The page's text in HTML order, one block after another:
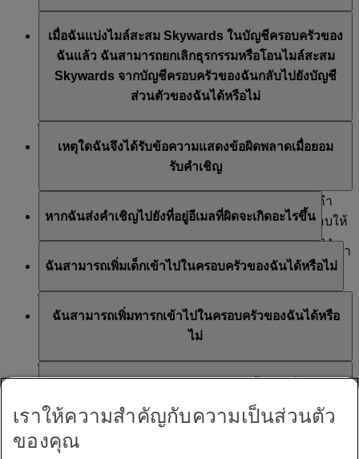
ชื่อพันธมิตรได้ทุกเมื่อ
*อาจมีข้อยกเว้น โปรดดูข้อกำหนดและเงื่อนไขของพันธมิตรแต่ละ
รายสำหรับรายละเอียดเพิ่มเติม
ลบสมาชิกได้ หากสมาชิกอายุมากกว่า 18 ปี เราจะส่ง
อีเมลเพื่อแจ้งให้บุคคลเหล่านั้นทราบถึงการเปลี่ยนแปลงนี้
หากคุณลบเด็กออก เราจะส่งอีเมลเพื่อแจ้งให้พ่อแม่หรือผู้
ปกครองที่ลงทะเบียนไว้รับทราบ เมื่อลบสมาชิกออกแล้ว
สมาชิกรายนั้นจะไม่สามารถแบ่งไมล์สะสม Skywards
ยังคงอยู่ในบัญชีครอบครัวของฉัน และหัวหน้าครอบครัว
และสมาชิกในครอบครัวที่เหลืออยู่สามารถใช้ได้ อย่างไร
ก็ตาม หากคุณเป็นหัวหน้าครอบครัว บัญชีครอบครัวของ
ฉันจะถูกปิด และไมล์สะสมทั้งหมดที่เหลืออยู่ในบัญชีจะถูก
ยกเลิกไป
เมื่อฉันแบ่งไมล์สะสม Skywards ในบัญชีครอบครัวของ
ฉันแล้ว ฉันสามารถยกเลิกธุรกรรมหรือโอนไมล์สะสม
Skywards จากบัญชีครอบครัวของฉันกลับไปยังบัญชี
ส่วนตัวของฉันได้หรือไม่
ฉัน จะไม่สามารถโอนกลับไปที่บัญชีส่วนตัวของคุณได้
เหตุใดฉันจึงได้รับข้อความแสดงข้อผิดพลาดเมื่อยอม
รับคำเชิญ
หากคุณได้รับข้อความแสดงข้อผิดพลาดเมื่อยอมรับคำ
เชิญให้เข้าร่วมบัญชีครอบครัวของฉัน โปรดตรวจสอบให้
แน่ใจว่าคุณได้เข้าสู่ระบบบัญชี Emirates Skywards ของ
คุณเองแล้ว หรือไม่ลิงก์คำเชิญนั้นอาจหมดอายุแล้ว
หากฉันส่งคำเชิญไปยังที่อยู่อีเมลที่ผิดจะเกิดอะไรขึ้น
หากคุณส่งคำเชิญไปยังอีเมลที่ผิด คุณสามารถเพิกถอนคำ
เชิญนั้นได้ มิเช่นนั้น คำเชิญจะหมดอายุในอีก 14 วัน
ฉันสามารถเพิ่มเด็กเข้าไปในครอบครัวของฉันได้หรือไม่
ครอบครัว หากเด็กมีอายุระหว่าง 2 ถึง 17 ปี พวกเขายังจะ
ต้องลงทะเบียนในโปรแกรม Skywards Skysurfers ของเรา
ด้วย หากยังไม่ได้เป็นสมาชิก ซึ่งจะทำให้พวกเขาสามารถ
รับไมล์สะสม Skywards และแบ่งไมล์ไปยังบัญชีครอบครัว
ฉันสามารถเพิ่มทารกเข้าไปในครอบครัวของฉันได้หรือ
ไม่
Skywards ไปยังครอบครัวของฉันได้ สามารถเพิ่มจำนวน
ของทารกเข้าไปเท่าใดก็ได้ แต่พวกเขาจะไม่ถูกนับรวมอยู่
ในจำนวนสมาชิกครอบครัวรวม
จากพันธมิตรของ Emirates Skywards ให้กับบัญชี
ครอบครัวของฉันได้หรือไม่
เราให้ความสำคัญกับความเป็นส่วนตัว
ของคุณ